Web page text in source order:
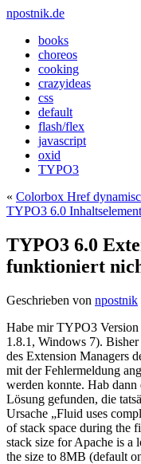
npostnik.de
books
choreos
cooking
crazyideas
css
default
flash/flex
javascript
oxid
TYPO3
« Colorbox Href
TYPO3 6.0
TYPO3 6.0
funktioniert
Geschrieben von npostnik
Habe mir TYPO3
1.8.1, Windows 7).
des Extension Managers
mit der Fehlermeldung
werden konnte. Hab dann
Lösung gefunden, die
Ursache „Fluid uses
of stack space during the
stack size for Apache is a
the size to 8MB (default